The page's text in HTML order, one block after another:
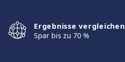
Ergebnisse vergleichen
Spar bis zu 70 %